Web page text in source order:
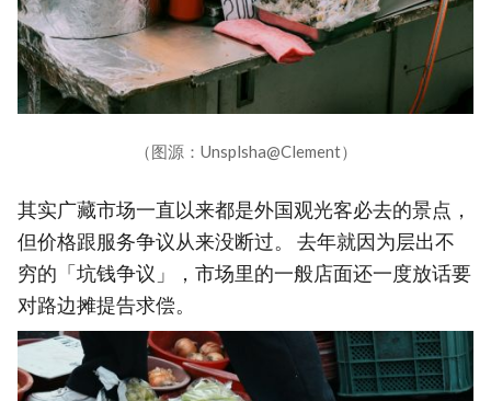
（图源：Unsplsha@Clement）
其实广藏市场一直以来都是外国观光客必去的景点，
但价格跟服务争议从来没断过。 去年就因为层出不
穷的「坑钱争议」，市场里的一般店面还一度放话要
对路边摊提告求偿。